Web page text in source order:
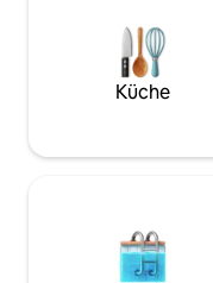
Küche